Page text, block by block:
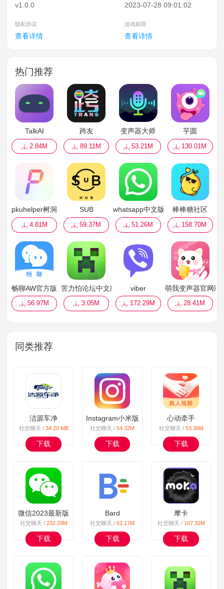
v1.0.0 2023-07-28 09:01:02
隐私协议 游戏权限
查看详情 查看详情
热门推荐
TalkAI
2.84M
跨友
89.11M
变声器大师
53.21M
芋圆
130.01M
pkuhelper树洞
4.81M
SUB
59.37M
whatsapp中文版
51.26M
棒棒糖社区
158.70M
畅聊AW官方版
56.97M
苦力怕论坛中文版
3.05M
viber
172.29M
萌我变声器官网版
28.41M
同类推荐
洁源车净
社交聊天 / 34.20 MB
下载
Instagram小米版
社交聊天 /54.32M
下载
心动牵手
社交聊天 / 53.36M
下载
微信2023最新版
社交聊天 / 232.29M
下载
Bard
社交聊天 /62.17M
下载
摩卡
社交聊天 / 167.32M
下载